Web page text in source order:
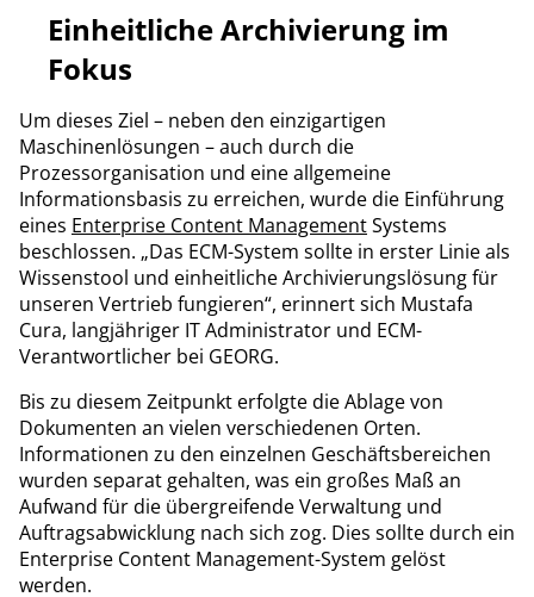
Einheitliche Archivierung im
Fokus
Um dieses Ziel – neben den einzigartigen
Maschinenlösungen – auch durch die
Prozessorganisation und eine allgemeine
Informationsbasis zu erreichen, wurde die Einführung
eines Enterprise Content ManagementSystems
beschlossen. „Das ECM-System sollte in erster Linie als
Wissenstool und einheitliche Archivierungslösung für
unseren Vertrieb fungieren“, erinnert sich Mustafa
Cura, langjähriger IT Administrator und ECM-
Verantwortlicher bei GEORG.
Bis zu diesem Zeitpunkt erfolgte die Ablage von
Dokumenten an vielen verschiedenen Orten.
Informationen zu den einzelnen Geschäftsbereichen
wurden separat gehalten, was ein großes Maß an
Aufwand für die übergreifende Verwaltung und
Auftragsabwicklung nach sich zog. Dies sollte durch ein
Enterprise Content Management-System gelöst
werden.